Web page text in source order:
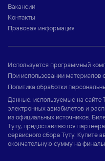
Вакансии
Контакты
Правовая информация
Используется программный
При использовании материалов
Политика обработки
Данные, используемые на сайте
электронных авиабилетов и
из официальных источников.
Туту, предоставляются
сервисного сбора Туту. Купите
окончательную сумму на